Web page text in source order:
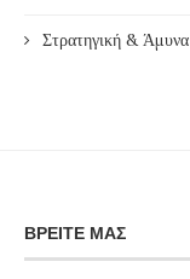
Στρατηγική & Άμυνα
ΒΡΕΊΤΕ ΜΑΣ